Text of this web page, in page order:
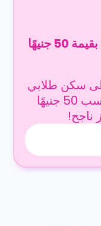
قسيمة استرداد نقدي حصرية بقيمة 50 جنيهًا
سكن طلابي
يحبونه حقًا! قم بالإحالة واكسب 50 جنيهًا
ناجح!